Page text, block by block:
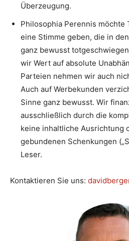
Überzeugung.
Philosophia Perennis möchte
eine Stimme geben, die in
ganz bewusst
wir Wert auf absolute
Parteien nehmen wir auch
Auch auf Werbekunden
Sinne ganz bewusst. Wir
ausschließlich durch die
keine inhaltliche Ausrichtung
gebundenen Schenkungen
Leser.
Kontaktieren Sie uns: